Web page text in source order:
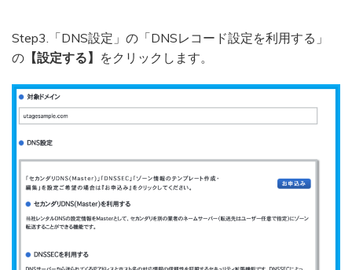
Step3.「DNS設定」の「DNSレコード設定を利用する」
の 【設定する】 をクリックします。